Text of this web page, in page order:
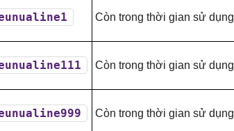
Còn trong thời gian sử dụng
Còn trong thời gian sử dụng
Còn trong thời gian sử dụng